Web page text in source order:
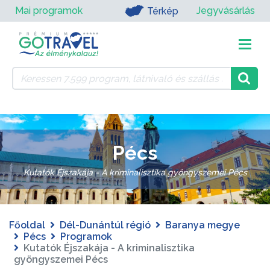
Mai programok Térkép Jegyvásárlás
Pécs
Kutatók Éjszakája - A kriminalisztika gyöngyszemei Pécs
Főoldal Dél-Dunántúl régió
Baranya megye
Pécs
Programok
Kutatók Éjszakája - A kriminalisztika
gyöngyszemei Pécs